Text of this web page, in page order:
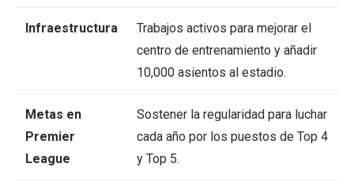
Infraestructura
Trabajos activos para mejorar el
centro de entrenamiento y añadir
10,000 asientos al estadio.
Metas en
Premier
League
Sostener la regularidad para luchar
cada año por los puestos de Top 4
y Top 5.